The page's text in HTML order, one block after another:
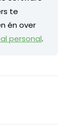
te
én over
personal.